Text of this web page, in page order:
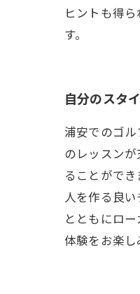
ヒントも得
す。
自分のスタ
浦安でのゴ
のレッスン
ることがで
人を作る良
とともにロ
体験をお楽し